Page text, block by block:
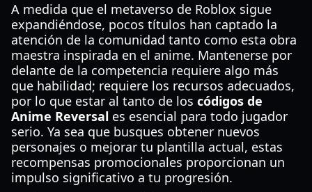
A medida que el metaverso de Roblox sigue
expandiéndose, pocos títulos han captado la
atención de la comunidad tanto como esta obra
maestra inspirada en el anime. Mantenerse por
delante de la competencia requiere algo más
que habilidad; requiere los recursos adecuados,
por lo que estar al tanto de los códigos de
Anime Reversal es esencial para todo jugador
serio. Ya sea que busques obtener nuevos
personajes o mejorar tu plantilla actual, estas
recompensas promocionales proporcionan un
impulso significativo a tu progresión.